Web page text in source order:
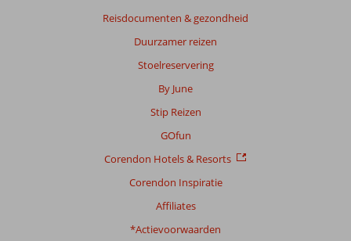
Reisdocumenten & gezondheid
Duurzamer reizen
Stoelreservering
By June
Stip Reizen
GOfun
Corendon Hotels & Resorts
Corendon Inspiratie
Affiliates
*Actievoorwaarden